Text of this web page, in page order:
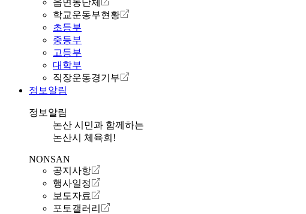
학교운동부현황
초등부
중등부
고등부
대학부
직장운동경기부
정보알림
정보알림
논산 시민과 함께하는
논산시 체육회!
NONSAN
공지사항
행사일정
보도자료
포토갤러리